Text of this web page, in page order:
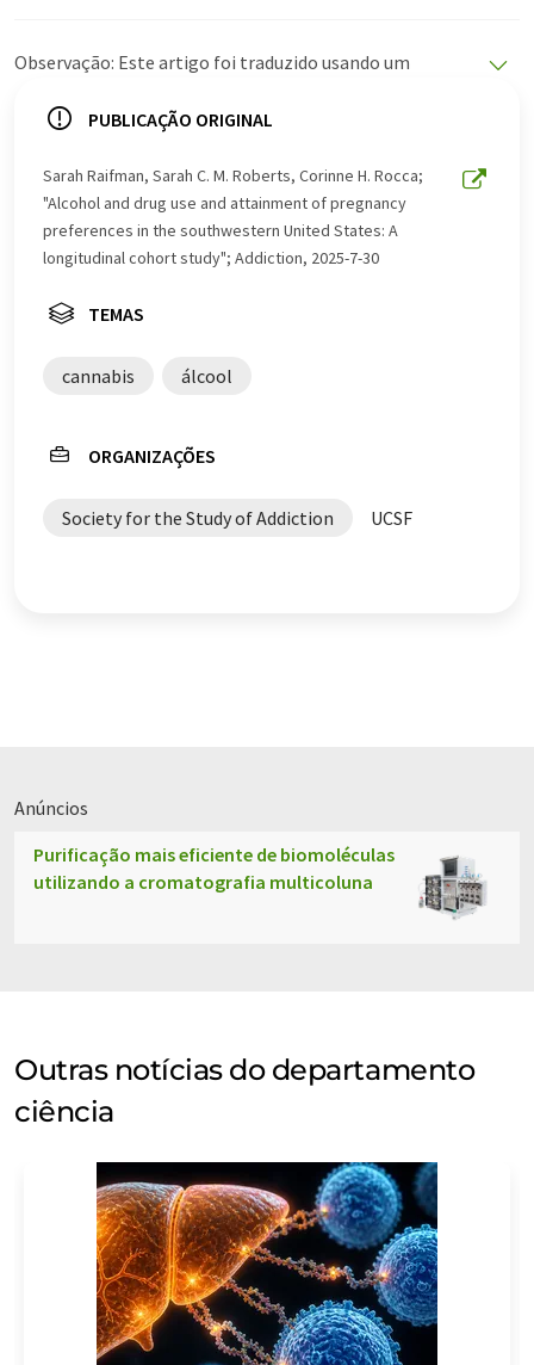
Observação: Este artigo foi traduzido usando um
LUMITOS oferece essas traduções automáticas para
Como este artigo foi traduzido com tradução
automática, é possível que contenha erros de
vocabulário, sintaxe ou gramática. O artigo original em
Inglês pode ser encontradoaqui.
PUBLICAÇÃO ORIGINAL
Sarah Raifman, Sarah C. M. Roberts, Corinne H. Rocca;
"Alcohol and drug use and attainment of pregnancy
preferences in the southwestern United States: A
longitudinal cohort study"; Addiction, 2025-7-30
TEMAS
cannabis álcool
ORGANIZAÇÕES
Society for the Study of Addiction UCSF
Anúncios
Purificação mais eficiente de biomoléculas
utilizando a cromatografia multicoluna
Outras notícias do departamento
ciência